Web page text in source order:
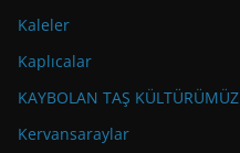
Kaleler
Kaplıcalar
KAYBOLAN TAŞ KÜLTÜRÜMÜZ
Kervansaraylar